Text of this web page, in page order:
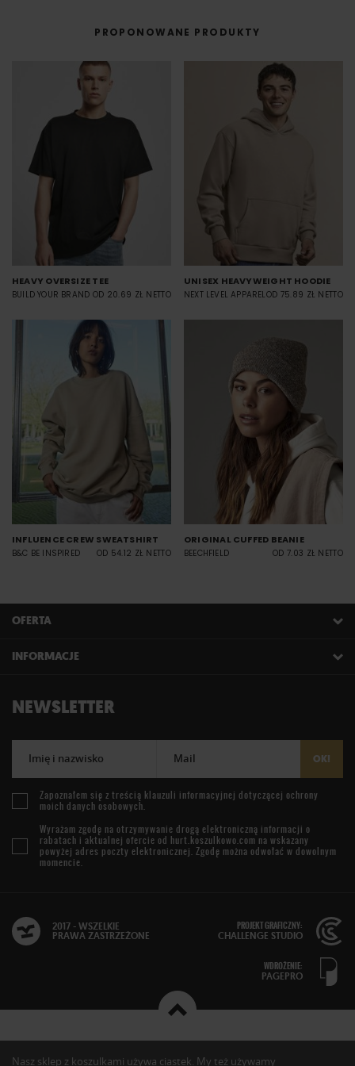
PROPONOWANE PRODUKTY
HEAVY OVERSIZE TEE
BUILD YOUR BRAND OD 20.69 ZŁ NETTO
UNISEX HEAVYWEIGHT HOODIE
NEXT LEVEL APPARELOD 75.89 ZŁ NETTO
INFLUENCE CREW SWEATSHIRT
B&C BE INSPIRED OD 54.12 ZŁ NETTO
ORIGINAL CUFFED BEANIE
BEECHFIELD OD 7.03 ZŁ NETTO
OFERTA
INFORMACJE
NEWSLETTER
Imię i nazwisko Mail OK!
Zapoznałem się z treścią klauzuli informacyjnej dotyczącej ochrony
moich danych osobowych.
Wyrażam zgodę na otrzymywanie drogą elektroniczną informacji o
rabatach i aktualnej ofercie od hurt.koszulkowo.com na wskazany
powyżej adres poczty elektronicznej. Zgodę można odwołać w dowolnym
momencie.
2017 - WSZELKIE
PRAWA ZASTRZEŻONE
PROJEKT GRAFICZNY:
CHALLENGE STUDIO
WDROŻENIE:
PAGEPRO
Nasz sklep z koszulkami używa ciastek. My też używamy